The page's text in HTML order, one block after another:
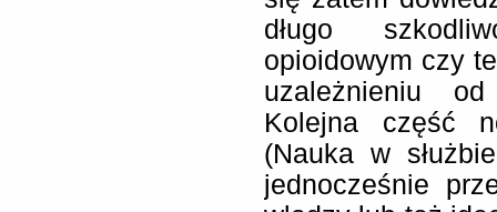
długo
opioidowym czy
uzależnieniu od
Kolejna część
(Nauka w
jednocześnie